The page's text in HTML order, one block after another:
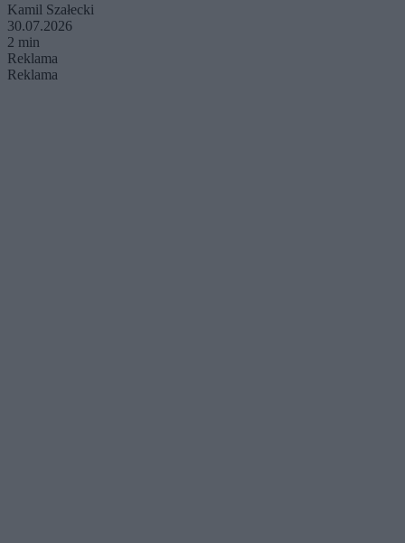
Kamil Szałecki
30.07.2026
2 min
Reklama
Reklama